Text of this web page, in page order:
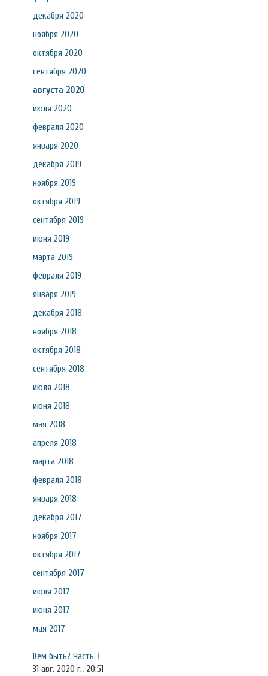
декабря 2020
ноября 2020
октября 2020
сентября 2020
августа 2020
июля 2020
февраля 2020
января 2020
декабря 2019
ноября 2019
октября 2019
сентября 2019
июня 2019
марта 2019
февраля 2019
января 2019
декабря 2018
ноября 2018
октября 2018
сентября 2018
июля 2018
июня 2018
мая 2018
апреля 2018
марта 2018
февраля 2018
января 2018
декабря 2017
ноября 2017
октября 2017
сентября 2017
июля 2017
июня 2017
мая 2017
Кем быть? Часть 3
31 авг. 2020 г., 20:51